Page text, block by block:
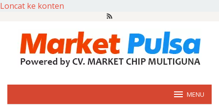
Loncat ke konten
MENU